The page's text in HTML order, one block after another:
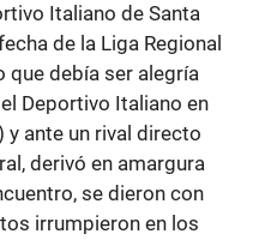
Italiano de Santa
de la Liga Regional
que debía ser alegría
Deportivo Italiano en
ante un rival directo
derivó en amargura
se dieron con
irrumpieron en los